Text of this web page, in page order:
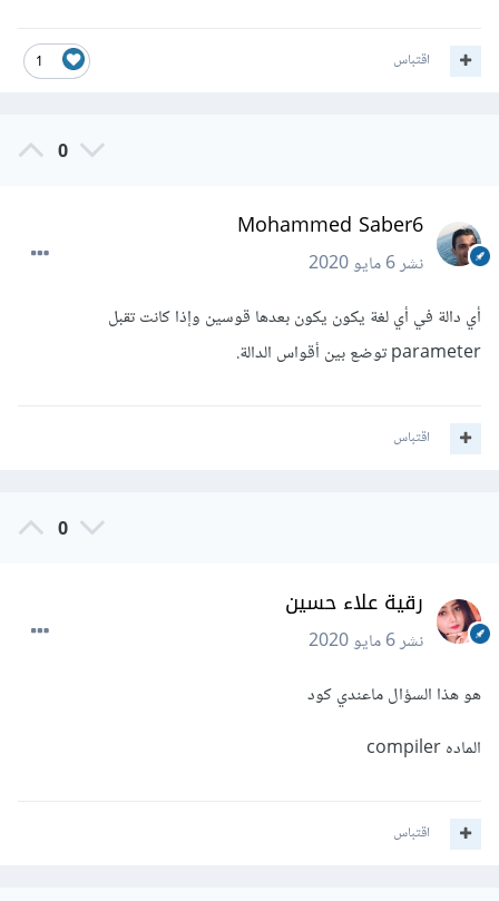
1 اقتباس
0
Mohammed Saber6
نشر6 مايو 2020
أي دالة في أي لغة يكون يكون بعدها قوسين وإذا كانت تقبل
parameter توضع بين أقواس الدالة.
اقتباس
0
رقية علاء حسين
نشر6 مايو 2020
هو هذا السؤال ماعندي كود
الماده compiler
اقتباس